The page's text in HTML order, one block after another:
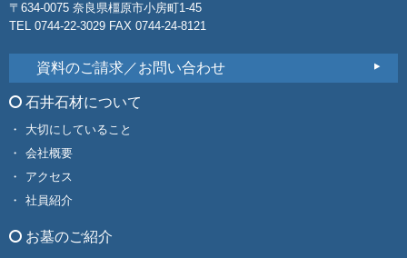
〒634-0075 奈良県橿原市小房町1-45
TEL 0744-22-3029 FAX 0744-24-8121
資料のご請求／お問い合わせ
石井石材について
大切にしていること
会社概要
アクセス
社員紹介
お墓のご紹介